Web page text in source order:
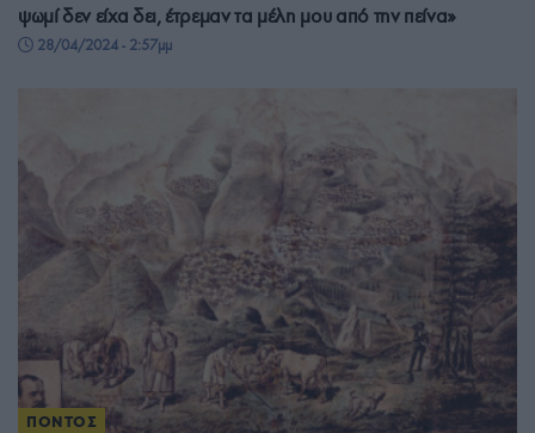
ψωμί δεν είχα δει, έτρεμαν τα μέλη μου από την πείνα»
28/04/2024 - 2:57μμ
ΠΟΝΤΟΣ